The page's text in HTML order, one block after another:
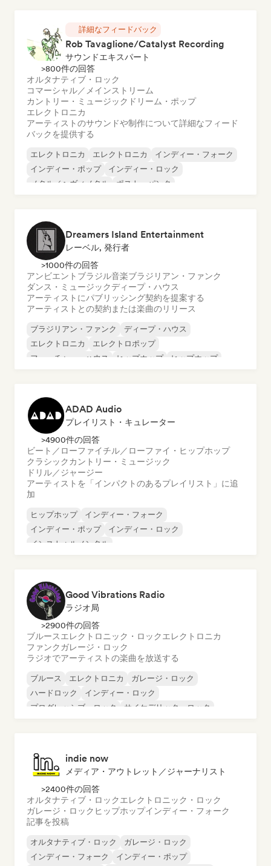
詳細なフィードバック
Rob Tavaglione/Catalyst Recording
サウンドエキスパート
>800件の回答
オルタナティブ・ロック
コマーシャル／メインストリーム
カントリー・ミュージック ドリーム・ポップ
エレクトロニカ
アーティストのサウンドや制作について詳細なフィード
バックを提供する
エレクトロニカ エレクトロニカ
インディー・フォーク
インディー・ポップ
インディー・ロック
メタル／ヘヴィメタル
ポスト・パンク
Dreamers Island Entertainment
レーベル, 発行者
>1000件の回答
アンビエント ブラジル音楽ブラジリアン・ファンク
ダンス・ミュージックディープ・ハウス
アーティストにパブリッシング契約を提案する
アーティストとの契約または楽曲のリリース
ブラジリアン・ファンク
ディープ・ハウス
エレクトロニカ
エレクトロポップ
フューチャー・ハウス
ヒップホップ
ヒップホップ
ADAD Audio
プレイリスト・キュレーター
>4900件の回答
ビート／ローファイチル／ローファイ・ヒップホップ
クラシック カントリー・ミュージック
ドリル／ジャージー
アーティストを「インパクトのあるプレイリスト」に追
加
ヒップホップ
インディー・フォーク
インディー・ポップ
インディー・ロック
インストゥルメンタル
Good Vibrations Radio
ラジオ局
>2900件の回答
ブルースエレクトロニック・ロックエレクトロニカ
ファンクガレージ・ロック
ラジオでアーティストの楽曲を放送する
ブルース エレクトロニカ
ガレージ・ロック
ハードロック
インディー・ロック
プログレッシブ・ロック
サイケデリック・ロック
indie now
メディア・アウトレット／ジャーナリスト
>2400件の回答
オルタナティブ・ロックエレクトロニック・ロック
ガレージ・ロック ヒップホップインディー・フォーク
記事を投稿
オルタナティブ・ロック
ガレージ・ロック
インディー・フォーク
インディー・ポップ